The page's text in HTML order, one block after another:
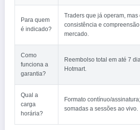
Para quem
é indicado?
Traders que já operam, mas
consistência e
mercado.
Como
funciona a
garantia?
Reembolso total em até 7
Hotmart.
Qual a
carga
horária?
Formato contínuo/
somadas a sessões ao vivo.